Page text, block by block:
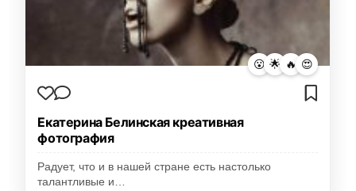
😮 🌟 🔥 😍
Екатерина Белинская креативная
фотография
Радует, что и в нашей стране есть настолько
талантливые и…